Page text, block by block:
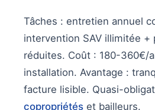
Tâches : entretien annuel
intervention SAV illimitée +
réduites. Coût : 180-360€/
installation. Avantage :
facture lisible. Quasi-
copropriétés et bailleurs.